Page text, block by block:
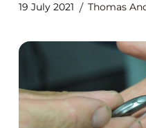
19 July 2021 Thomas